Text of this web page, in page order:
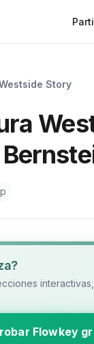
Story
Flowkey